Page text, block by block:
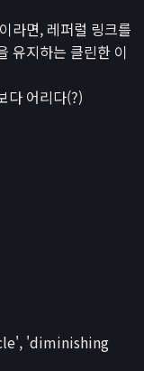
라면, 레퍼럴 링크를
유지하는 클린한 이
다 어리다(?)
'diminishing